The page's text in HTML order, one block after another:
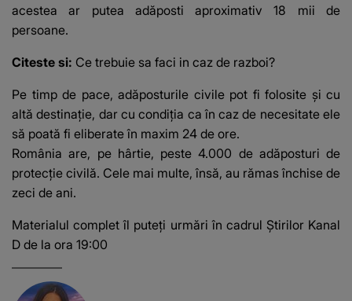
acestea ar putea adăposti aproximativ 18 mii de
persoane.
Citeste si: Ce trebuie sa faci in caz de razboi?
Pe timp de pace, adăposturile civile pot fi folosite și cu
altă destinație, dar cu condiția ca în caz de necesitate ele
să poată fi eliberate în maxim 24 de ore.
România are, pe hârtie, peste 4.000 de adăposturi de
protecție civilă. Cele mai multe, însă, au rămas închise de
zeci de ani.
Materialul complet îl puteți urmări în cadrul Știrilor Kanal
D de la ora 19:00